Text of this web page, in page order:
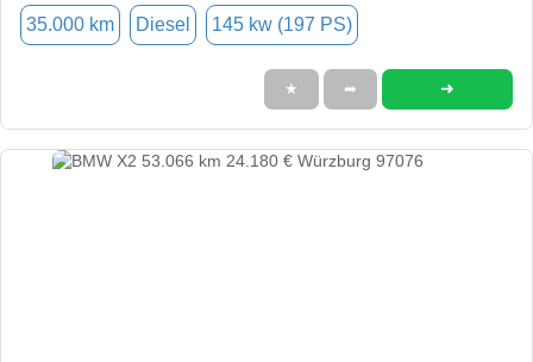
35.000 km Diesel 145 kw (197 PS)
★ ➦ ➜